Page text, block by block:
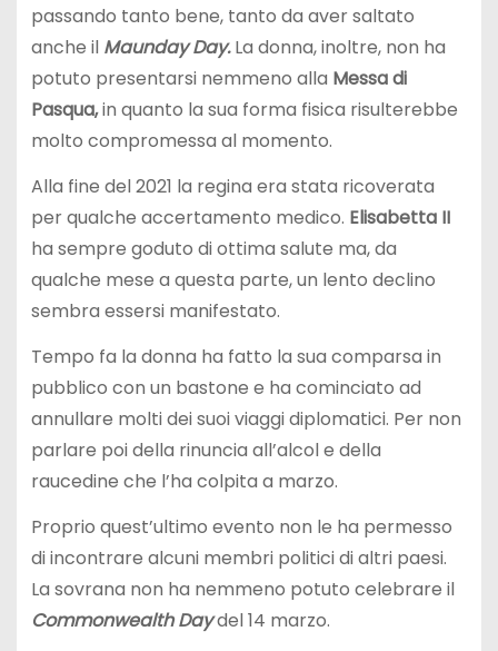
passando tanto bene, tanto da aver saltato
anche il Maunday Day.La donna, inoltre, non ha
potuto presentarsi nemmeno alla Messa di
Pasqua,in quanto la sua forma fisica risulterebbe
molto compromessa al momento.
Alla fine del 2021 la regina era stata ricoverata
per qualche accertamento medico. Elisabetta II
ha sempre goduto di ottima salute ma, da
qualche mese a questa parte, un lento declino
sembra essersi manifestato.
Tempo fa la donna ha fatto la sua comparsa in
pubblico con un bastone e ha cominciato ad
annullare molti dei suoi viaggi diplomatici. Per non
parlare poi della rinuncia all’alcol e della
raucedine che l’ha colpita a marzo.
Proprio quest’ultimo evento non le ha permesso
di incontrare alcuni membri politici di altri paesi.
La sovrana non ha nemmeno potuto celebrare il
Commonwealth Daydel 14 marzo.